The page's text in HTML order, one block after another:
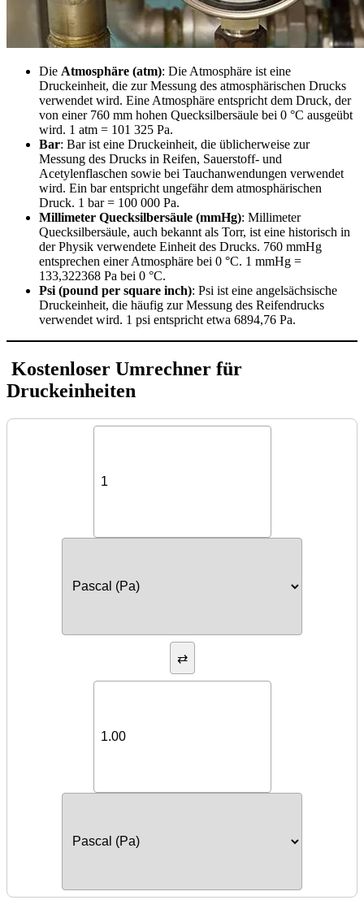
Die Atmosphäre (atm): Die Atmosphäre ist eine
Druckeinheit, die zur Messung des atmosphärischen Drucks
verwendet wird. Eine Atmosphäre entspricht dem Druck, der
von einer 760 mm hohen Quecksilbersäule bei 0 °C ausgeübt
wird. 1 atm = 101 325 Pa.
Bar: Bar ist eine Druckeinheit, die üblicherweise zur
Messung des Drucks in Reifen, Sauerstoff- und
Acetylenflaschen sowie bei Tauchanwendungen verwendet
wird. Ein bar entspricht ungefähr dem atmosphärischen
Druck. 1 bar = 100 000 Pa.
Millimeter Quecksilbersäule (mmHg): Millimeter
Quecksilbersäule, auch bekannt als Torr, ist eine historisch in
der Physik verwendete Einheit des Drucks. 760 mmHg
entsprechen einer Atmosphäre bei 0 °C. 1 mmHg =
133,322368 Pa bei 0 °C.
Psi (pound per square inch): Psi ist eine angelsächsische
Druckeinheit, die häufig zur Messung des Reifendrucks
verwendet wird. 1 psi entspricht etwa 6894,76 Pa.
Kostenloser Umrechner für
Druckeinheiten
⇄